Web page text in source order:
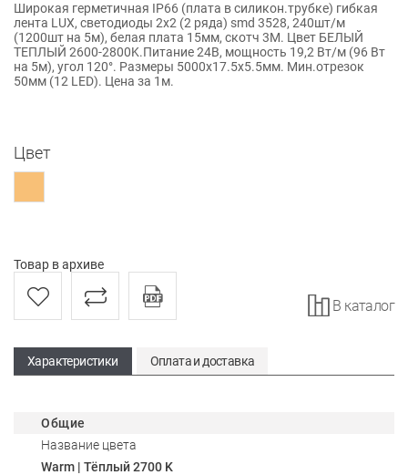
Широкая герметичная IP66 (плата в cиликон.трубке) гибкая
лента LUX, светодиоды 2x2 (2 ряда) smd 3528, 240шт/м
(1200шт на 5м), белая плата 15мм, скотч 3М. Цвет БЕЛЫЙ
ТЕПЛЫЙ 2600-2800K.Питание 24В, мощность 19,2 Вт/м (96 Вт
на 5м), угол 120°. Размеры 5000x17.5x5.5мм. Мин.отрезок
50мм (12 LED). Цена за 1м.
Цвет
Товар в архиве
В каталог
Характеристики Оплата и доставка
Общие
Название цвета
Warm | Тёплый 2700 K